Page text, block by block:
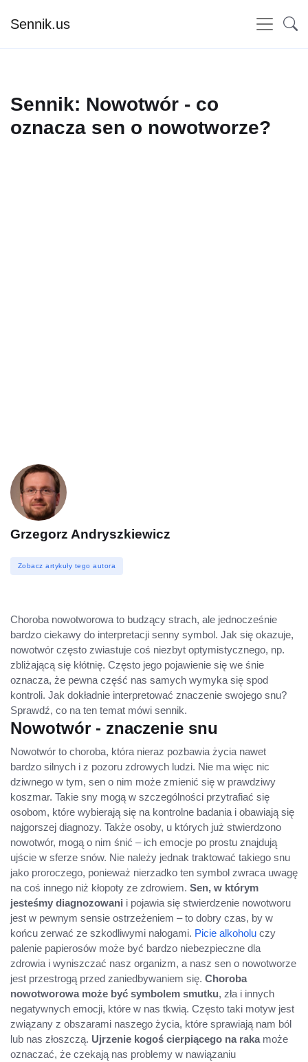
Sennik.us
Sennik: Nowotwór - co
oznacza sen o nowotworze?
Grzegorz Andryszkiewicz
Zobacz artykuły tego autora
Choroba nowotworowa to budzący strach, ale jednocześnie
bardzo ciekawy do interpretacji senny symbol. Jak się okazuje,
nowotwór często zwiastuje coś niezbyt optymistycznego, np.
zbliżającą się kłótnię. Często jego pojawienie się we śnie
oznacza, że pewna część nas samych wymyka się spod
kontroli. Jak dokładnie interpretować znaczenie swojego snu?
Sprawdź, co na ten temat mówi sennik.
Nowotwór - znaczenie snu
Nowotwór to choroba, która nieraz pozbawia życia nawet
bardzo silnych i z pozoru zdrowych ludzi. Nie ma więc nic
dziwnego w tym, sen o nim może zmienić się w prawdziwy
koszmar. Takie sny mogą w szczególności przytrafiać się
osobom, które wybierają się na kontrolne badania i obawiają się
najgorszej diagnozy. Także osoby, u których już stwierdzono
nowotwór, mogą o nim śnić – ich emocje po prostu znajdują
ujście w sferze snów. Nie należy jednak traktować takiego snu
jako proroczego, ponieważ nierzadko ten symbol zwraca uwagę
na coś innego niż kłopoty ze zdrowiem. Sen, w którym
jesteśmy diagnozowani i pojawia się stwierdzenie nowotworu
jest w pewnym sensie ostrzeżeniem – to dobry czas, by w
końcu zerwać ze szkodliwymi nałogami. Picie alkoholu czy
palenie papierosów może być bardzo niebezpieczne dla
zdrowia i wyniszczać nasz organizm, a nasz sen o nowotworze
jest przestrogą przed zaniedbywaniem się. Choroba
nowotworowa może być symbolem smutku, zła i innych
negatywnych emocji, które w nas tkwią. Często taki motyw jest
związany z obszarami naszego życia, które sprawiają nam ból
lub nas złoszczą. Ujrzenie kogoś cierpiącego na rakamoże
oznaczać, że czekają nas problemy w nawiązaniu